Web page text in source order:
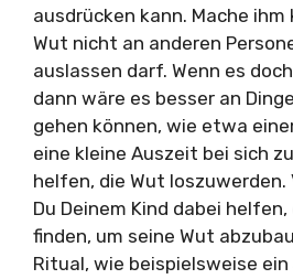
ausdrücken kann. Mache ihm
Wut nicht an anderen
auslassen darf. Wenn es
dann wäre es besser an
gehen können, wie etwa
eine kleine Auszeit bei sich
helfen, die Wut
Du Deinem Kind dabei
finden, um seine Wut
Ritual, wie beispielsweise